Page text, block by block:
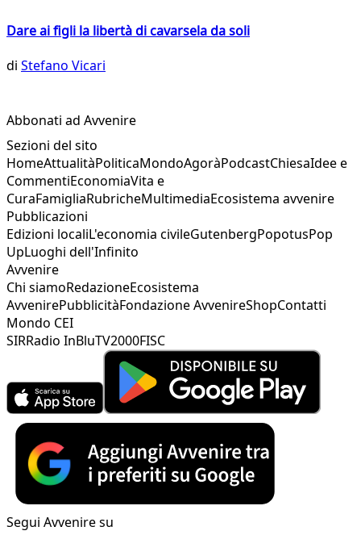
Dare ai figli la libertà di cavarsela da soli
di Stefano Vicari
Abbonati ad Avvenire
Sezioni del sito
HomeAttualitàPoliticaMondoAgoràPodcastChiesaIdee e
CommentiEconomiaVita e
CuraFamigliaRubricheMultimediaEcosistema avvenire
Pubblicazioni
Edizioni localiL'economia civileGutenbergPopotusPop
UpLuoghi dell'Infinito
Avvenire
Chi siamoRedazioneEcosistema
AvvenirePubblicitàFondazione AvvenireShopContatti
Mondo CEI
SIRRadio InBluTV2000FISC
Segui Avvenire su